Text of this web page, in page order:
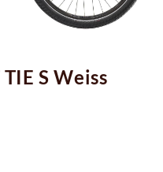
S Weiss